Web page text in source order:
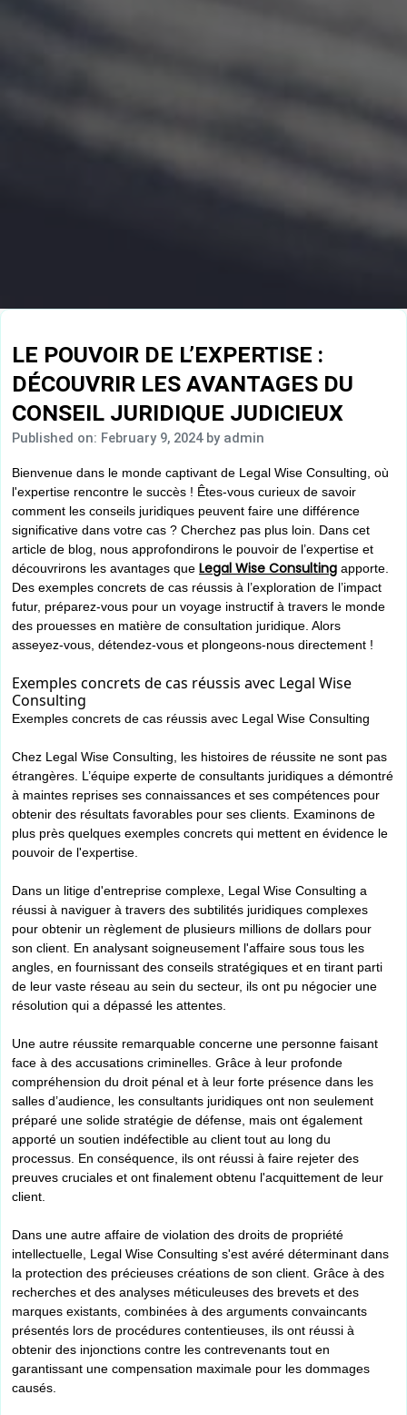
LE POUVOIR DE L’EXPERTISE :
DÉCOUVRIR LES AVANTAGES DU
CONSEIL JURIDIQUE JUDICIEUX
Published on: February 9, 2024 by admin
Bienvenue dans le monde captivant de Legal Wise Consulting, où
l'expertise rencontre le succès ! Êtes-vous curieux de savoir
comment les conseils juridiques peuvent faire une différence
significative dans votre cas ? Cherchez pas plus loin. Dans cet
article de blog, nous approfondirons le pouvoir de l’expertise et
découvrirons les avantages que Legal Wise Consulting apporte.
Des exemples concrets de cas réussis à l’exploration de l’impact
futur, préparez-vous pour un voyage instructif à travers le monde
des prouesses en matière de consultation juridique. Alors
asseyez-vous, détendez-vous et plongeons-nous directement !
Exemples concrets de cas réussis avec Legal Wise
Consulting
Exemples concrets de cas réussis avec Legal Wise Consulting
Chez Legal Wise Consulting, les histoires de réussite ne sont pas
étrangères. L’équipe experte de consultants juridiques a démontré
à maintes reprises ses connaissances et ses compétences pour
obtenir des résultats favorables pour ses clients. Examinons de
plus près quelques exemples concrets qui mettent en évidence le
pouvoir de l'expertise.
Dans un litige d'entreprise complexe, Legal Wise Consulting a
réussi à naviguer à travers des subtilités juridiques complexes
pour obtenir un règlement de plusieurs millions de dollars pour
son client. En analysant soigneusement l'affaire sous tous les
angles, en fournissant des conseils stratégiques et en tirant parti
de leur vaste réseau au sein du secteur, ils ont pu négocier une
résolution qui a dépassé les attentes.
Une autre réussite remarquable concerne une personne faisant
face à des accusations criminelles. Grâce à leur profonde
compréhension du droit pénal et à leur forte présence dans les
salles d’audience, les consultants juridiques ont non seulement
préparé une solide stratégie de défense, mais ont également
apporté un soutien indéfectible au client tout au long du
processus. En conséquence, ils ont réussi à faire rejeter des
preuves cruciales et ont finalement obtenu l'acquittement de leur
client.
Dans une autre affaire de violation des droits de propriété
intellectuelle, Legal Wise Consulting s'est avéré déterminant dans
la protection des précieuses créations de son client. Grâce à des
recherches et des analyses méticuleuses des brevets et des
marques existants, combinées à des arguments convaincants
présentés lors de procédures contentieuses, ils ont réussi à
obtenir des injonctions contre les contrevenants tout en
garantissant une compensation maximale pour les dommages
causés.